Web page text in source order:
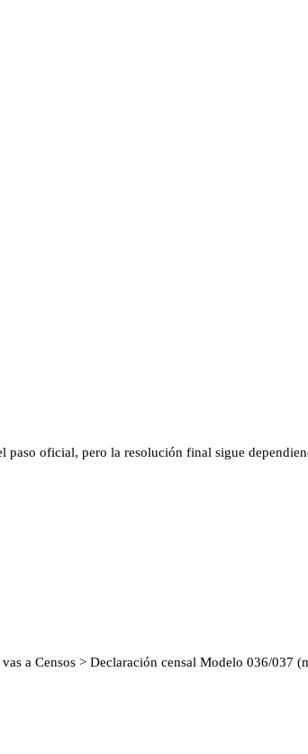
paso oficial, pero la resolución final sigue
a Censos > Declaración censal Modelo 036/037